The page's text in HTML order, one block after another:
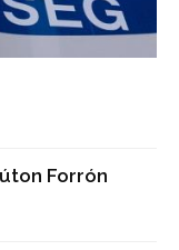
Forrón